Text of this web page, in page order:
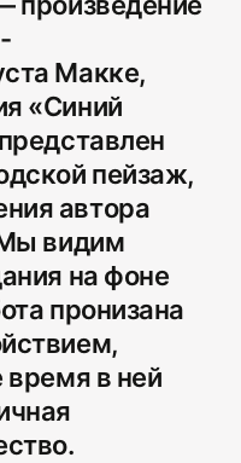
Макке,
«Синий
пейзаж,
автора
Мы видим
на фоне
пронизана
в ней